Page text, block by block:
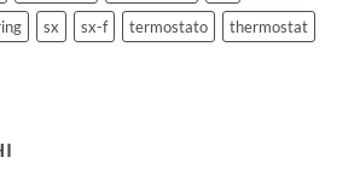
sx sx-f termostato
thermostat